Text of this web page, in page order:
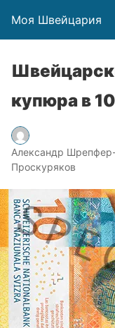
Моя Швейцария
купюра в
Александр
Проскуряков